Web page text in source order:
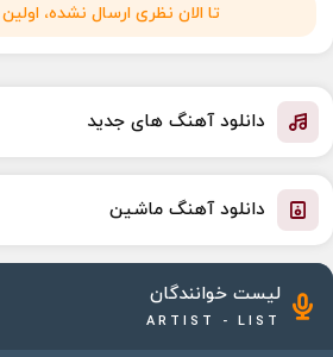
تا الان نظری ارسال نشده،
دانلود آهنگ های جدید
دانلود آهنگ ماشین
لیست خوانندگان
ARTIST - LIST